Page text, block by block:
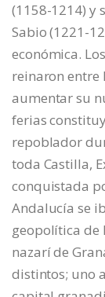
(1158-1214) y
Sabio (1221-
económica.
reinaron entre
aumentar su
ferias
repoblador
toda Castilla,
conquistada
Andalucía se
geopolítica de
nazarí de
distintos; uno